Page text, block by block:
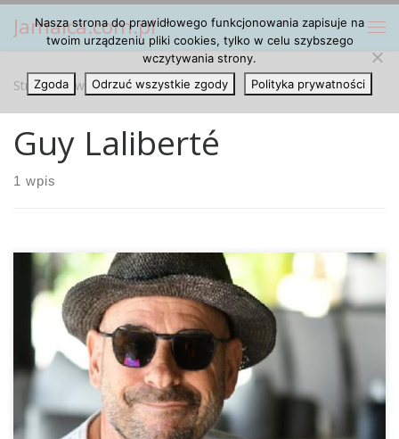
Przejdź do treści
Jamaica.com.pl
Strona główna » Guy Laliberté
Guy Laliberté
1 wpis
Założyciel cyrkowej firmy Cirque du Soleil został
aresztowany w Polinezji Francuskiej za uprawę konopi na
swojej prywatnej wyspie na Oceanie Spokojnym.
Prokuratura poinformowała, że Guy Laliberté (60) przebywa
w areszcie policyjnym. W środę Kanadyjczyk miał zostać
postawiony przed sędzią śledczym. Laliberté zaprzecza
stawianym mu zarzutom. Według jego otoczenia, Laliberté
dobrowolnie […]
Nasza strona do prawidłowego funkcjonowania zapisuje na
twoim urządzeniu pliki cookies, tylko w celu szybszego
wczytywania strony.
Zgoda
Odrzuć wszystkie zgody Polityka prywatności